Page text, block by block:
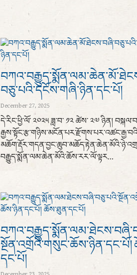
བཅུ་པའི་དངོས་གཞི་ཉིན་དང་པོ།
December 27, 2025
དེ་རིང་ཕྱི་ལོ་ ༢༠༢༥ ཟླ་བ་ ༡༢ ཚེས་ ༢༧ ཉིན།
བརྒྱུད་སྨོན་ལམ་ཆེན་མོའི་ཆོས་རར་ལོ་ལྟར...
སྔོན་འགྲོའི་གསུང་ཆོས་ཉིན་དང་པོ།
དང་པོ།